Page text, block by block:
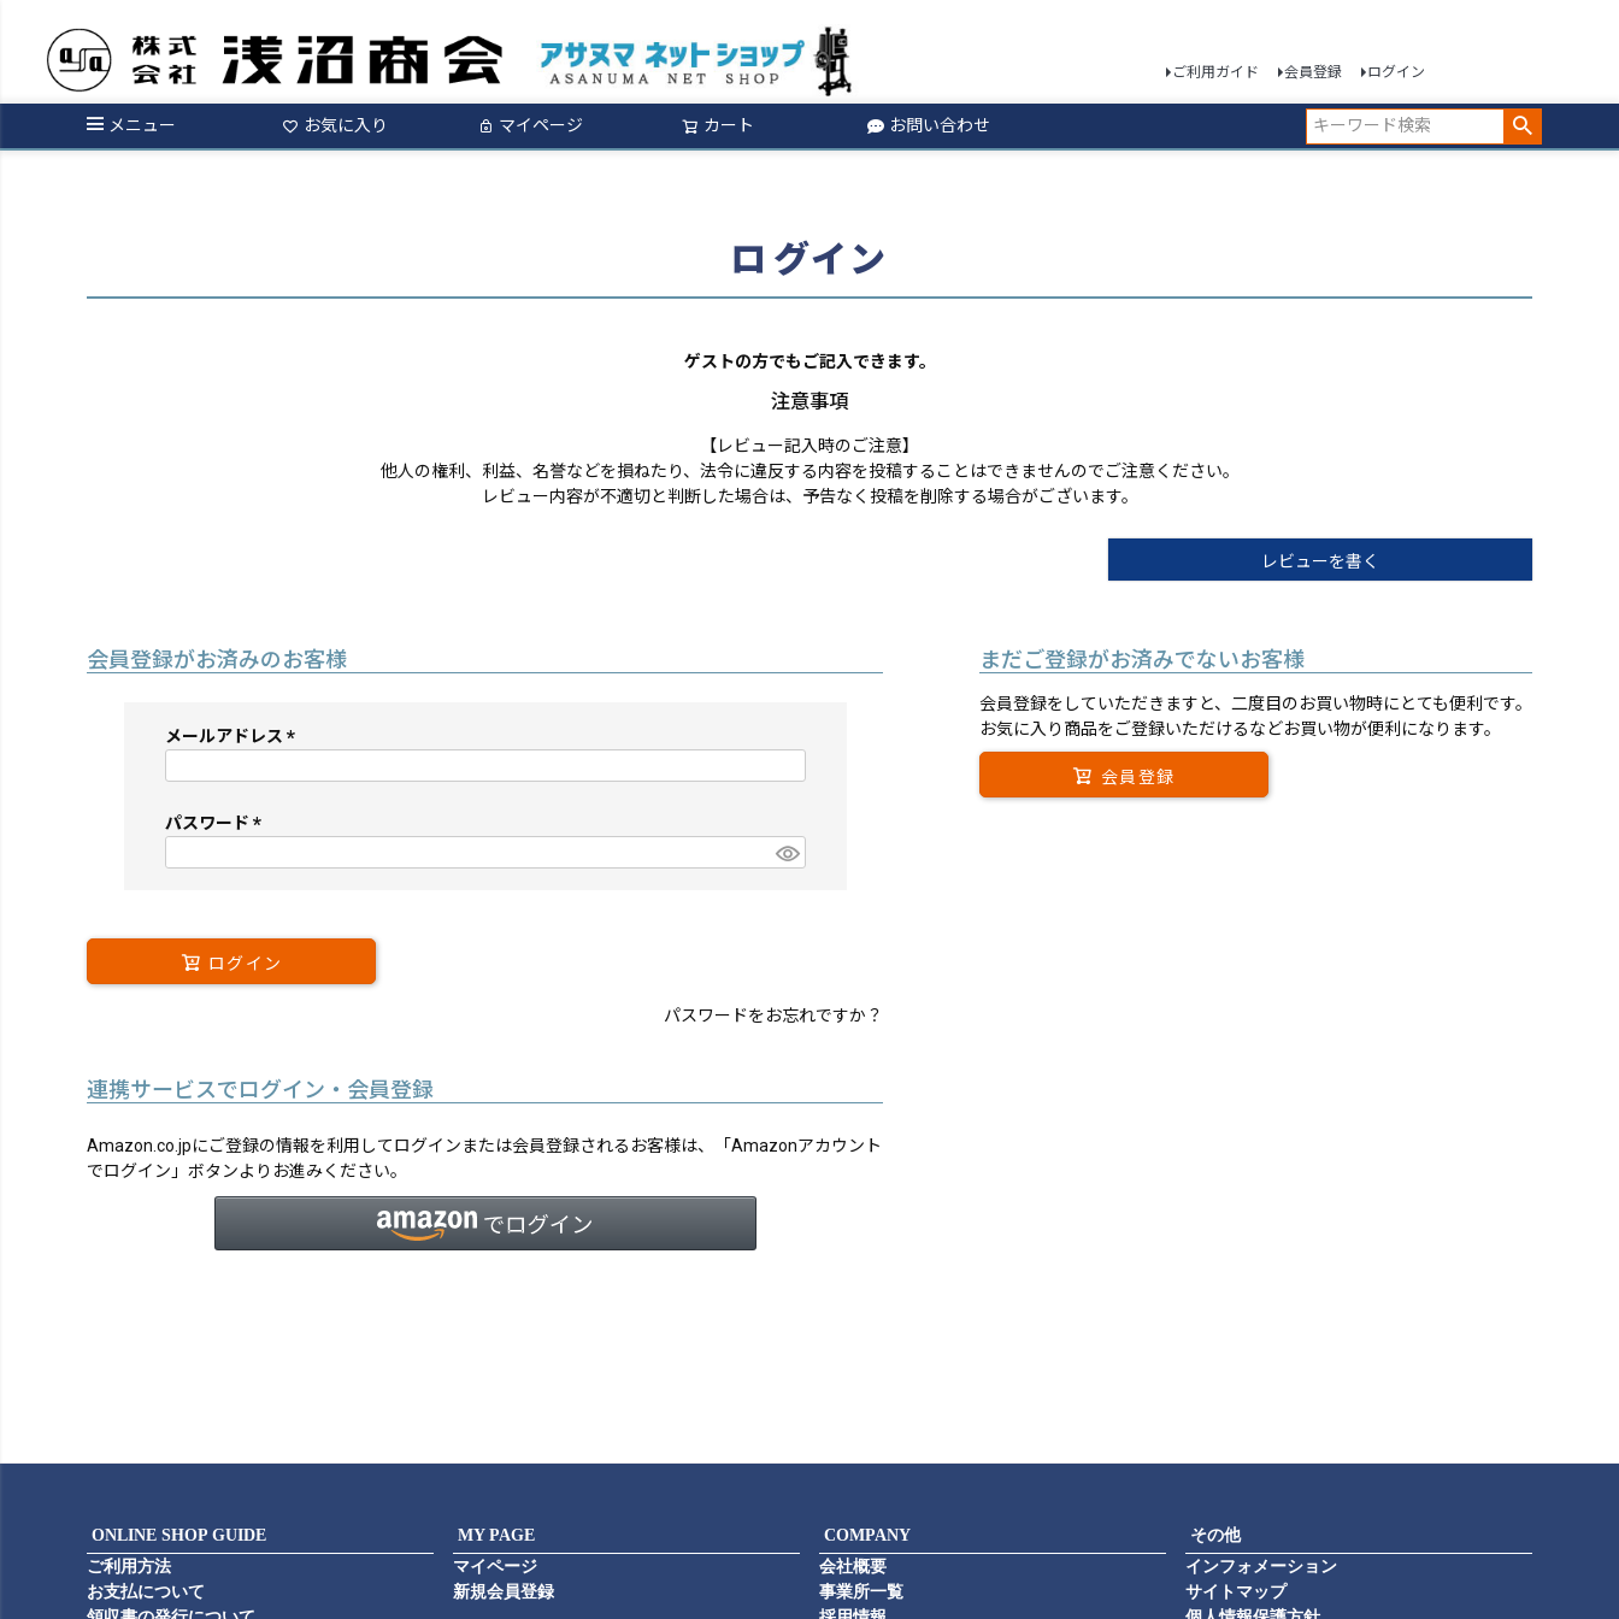
ご利用ガイド 会員登録 ログイン
メニュー お気に入り マイページ カート お問い合わせ
検索
ログイン
ゲストの方でもご記入できます。
注意事項
【レビュー記入時のご注意】
他人の権利、利益、名誉などを損ねたり、法令に違反する内容を投稿することはできませんのでご注意ください。
レビュー内容が不適切と判断した場合は、予告なく投稿を削除する場合がございます。
レビューを書く
会員登録がお済みのお客様
メールアドレス
須)
パスワード
須)
ログイン
パスワードをお忘れですか？
連携サービスでログイン・会員登録
Amazon.co.jpにご登録の情報を利用してログインまたは会員登録されるお客様は、「Amazonアカウント
でログイン」ボタンよりお進みください。
まだご登録がお済みでないお客様
会員登録をしていただきますと、二度目のお買い物時にとても便利です。
お気に入り商品をご登録いただけるなどお買い物が便利になります。
会員登録
ONLINE SHOP GUIDE
ご利用方法
お支払について
MY PAGE
マイページ
新規会員登録
COMPANY
会社概要
事業所一覧
その他
インフォメーション
サイトマップ